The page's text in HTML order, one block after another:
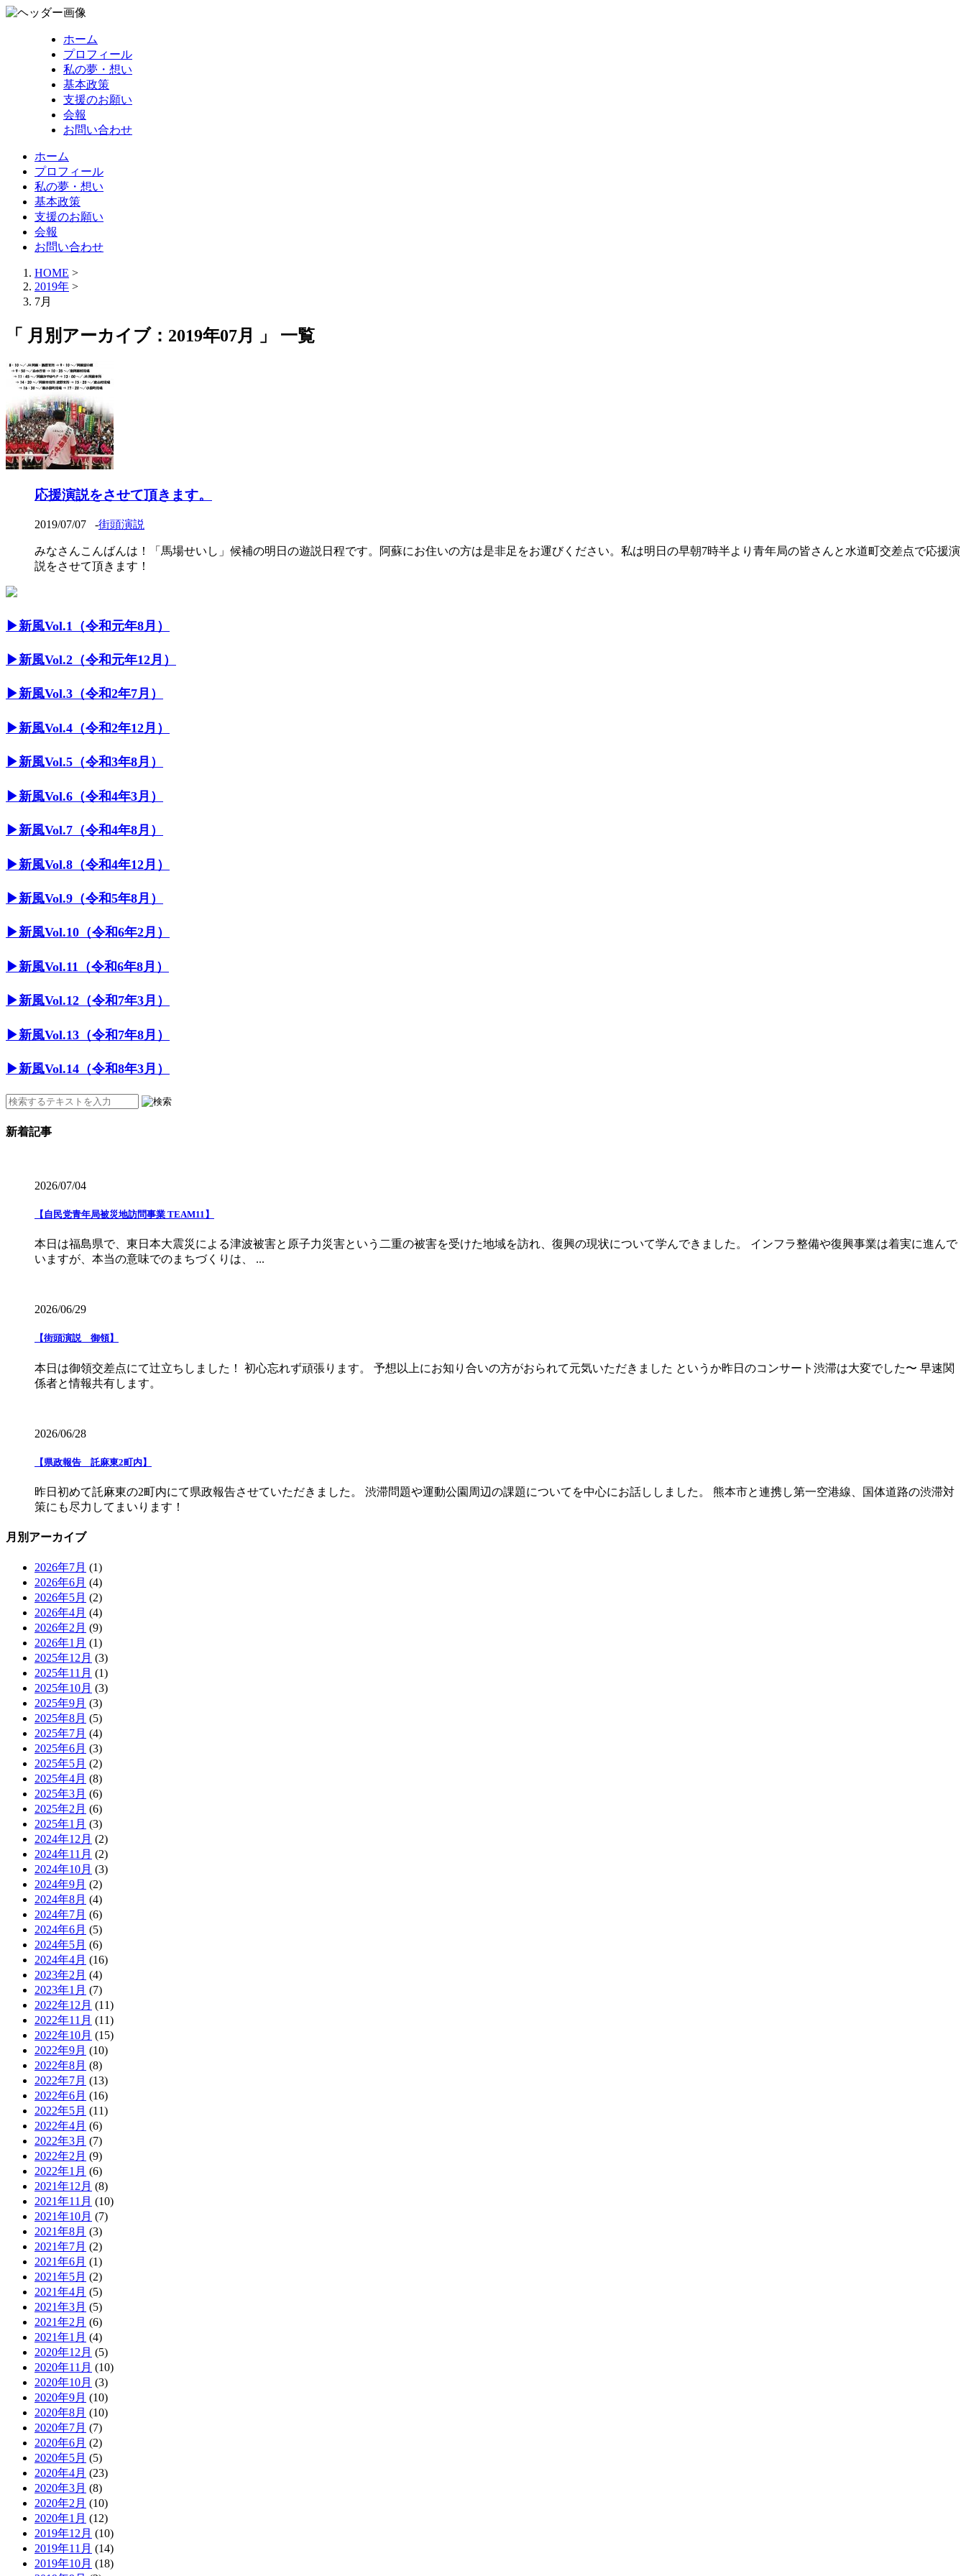
ホーム
プロフィール
私の夢・想い
基本政策
支援のお願い
会報
お問い合わせ
ホーム
プロフィール
私の夢・想い
基本政策
支援のお願い
会報
お問い合わせ
HOME >
2019年 >
7月
「 月別アーカイブ：2019年07月 」 一覧
応援演説をさせて頂きます。
2019/07/07 -街頭演説
みなさんこんばんは！「馬場せいし」候補の明日の遊説日程です。阿蘇にお住いの方は是非足をお運びください。私は明日の早朝7時半より青年局の皆さんと水道町交差点で応援演
説をさせて頂きます！
▶︎新風Vol.1（令和元年8月）
▶︎新風Vol.2（令和元年12月）
▶︎新風Vol.3（令和2年7月）
▶︎新風Vol.4（令和2年12月）
▶︎新風Vol.5（令和3年8月）
▶︎新風Vol.6（令和4年3月）
▶︎新風Vol.7（令和4年8月）
▶︎新風Vol.8（令和4年12月）
▶︎新風Vol.9（令和5年8月）
▶︎新風Vol.10（令和6年2月）
▶︎新風Vol.11（令和6年8月）
▶︎新風Vol.12（令和7年3月）
▶︎新風Vol.13（令和7年8月）
▶︎新風Vol.14（令和8年3月）
新着記事
2026/07/04
【自民党青年局被災地訪問事業 TEAM11】
本日は福島県で、東日本大震災による津波被害と原子力災害という二重の被害を受けた地域を訪れ、復興の現状について学んできました。 インフラ整備や復興事業は着実に進んで
いますが、本当の意味でのまちづくりは、 ...
2026/06/29
【街頭演説 御領】
本日は御領交差点にて辻立ちしました！ 初心忘れず頑張ります。 予想以上にお知り合いの方がおられて元気いただきました というか昨日のコンサート渋滞は大変でした〜 早速関
係者と情報共有します。
2026/06/28
【県政報告 託麻東2町内】
昨日初めて託麻東の2町内にて県政報告させていただきました。 渋滞問題や運動公園周辺の課題についてを中心にお話ししました。 熊本市と連携し第一空港線、国体道路の渋滞対
策にも尽力してまいります！
月別アーカイブ
2026年7月 (1)
2026年6月 (4)
2026年5月 (2)
2026年4月 (4)
2026年2月 (9)
2026年1月 (1)
2025年12月 (3)
2025年11月 (1)
2025年10月 (3)
2025年9月 (3)
2025年8月 (5)
2025年7月 (4)
2025年6月 (3)
2025年5月 (2)
2025年4月 (8)
2025年3月 (6)
2025年2月 (6)
2025年1月 (3)
2024年12月 (2)
2024年11月 (2)
2024年10月 (3)
2024年9月 (2)
2024年8月 (4)
2024年7月 (6)
2024年6月 (5)
2024年5月 (6)
2024年4月 (16)
2023年2月 (4)
2023年1月 (7)
2022年12月 (11)
2022年11月 (11)
2022年10月 (15)
2022年9月 (10)
2022年8月 (8)
2022年7月 (13)
2022年6月 (16)
2022年5月 (11)
2022年4月 (6)
2022年3月 (7)
2022年2月 (9)
2022年1月 (6)
2021年12月 (8)
2021年11月 (10)
2021年10月 (7)
2021年8月 (3)
2021年7月 (2)
2021年6月 (1)
2021年5月 (2)
2021年4月 (5)
2021年3月 (5)
2021年2月 (6)
2021年1月 (4)
2020年12月 (5)
2020年11月 (10)
2020年10月 (3)
2020年9月 (10)
2020年8月 (10)
2020年7月 (7)
2020年6月 (2)
2020年5月 (5)
2020年4月 (23)
2020年3月 (8)
2020年2月 (10)
2020年1月 (12)
2019年12月 (10)
2019年11月 (14)
2019年10月 (18)